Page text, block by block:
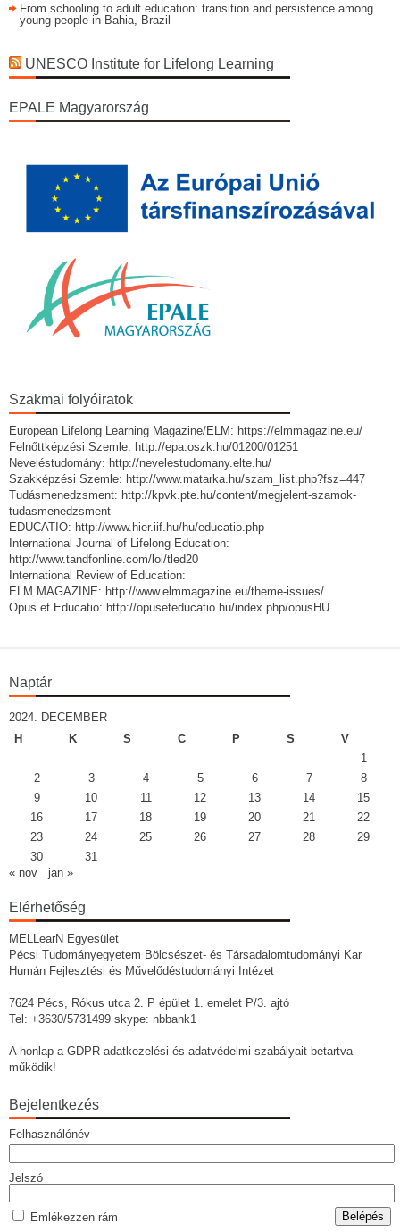
From schooling to adult education: transition and persistence among
young people in Bahia, Brazil
UNESCO Institute for Lifelong Learning
EPALE Magyarország
Szakmai folyóiratok
European Lifelong Learning Magazine/ELM: https://elmmagazine.eu/
Felnőttképzési Szemle: http://epa.oszk.hu/01200/01251
Neveléstudomány: http://nevelestudomany.elte.hu/
Szakképzési Szemle: http://www.matarka.hu/szam_list.php?fsz=447
Tudásmenedzsment: http://kpvk.pte.hu/content/megjelent-szamok-
tudasmenedzsment
EDUCATIO: http://www.hier.iif.hu/hu/educatio.php
International Journal of Lifelong Education:
http://www.tandfonline.com/loi/tled20
International Review of Education:
ELM MAGAZINE: http://www.elmmagazine.eu/theme-issues/
Opus et Educatio: http://opuseteducatio.hu/index.php/opusHU
Naptár
2024. DECEMBER
H
K S C P S
V
1
2
3 4 5 6 7
8
9
10 11 12 13 14
15
16
17 18 19 20 21
22
23
24 25 26 27 28
29
30
31
« nov
jan »
Elérhetőség
MELLearN Egyesület
Pécsi Tudományegyetem Bölcsészet- és Társadalomtudományi Kar
Humán Fejlesztési és Művelődéstudományi Intézet
7624 Pécs, Rókus utca 2. P épület 1. emelet P/3. ajtó
Tel: +3630/5731499 skype: nbbank1
A honlap a GDPR adatkezelési és adatvédelmi szabályait betartva
működik!
Bejelentkezés
Felhasználónév
Jelszó
Emlékezzen rám